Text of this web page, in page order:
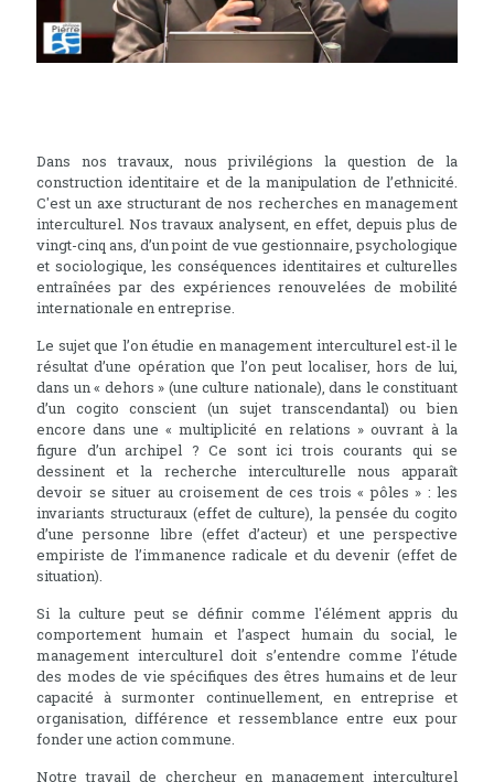
Dans nos travaux, nous privilégions la question de la
construction identitaire et de la manipulation de l’ethnicité.
C'est un axe structurant de nos recherches en management
interculturel. Nos travaux analysent, en effet, depuis plus de
vingt-cinq ans, d’un point de vue gestionnaire, psychologique
et sociologique, les conséquences identitaires et culturelles
entraînées par des expériences renouvelées de mobilité
internationale en entreprise.
Le sujet que l’on étudie en management interculturel est-il le
résultat d’une opération que l’on peut localiser, hors de lui,
dans un « dehors » (une culture nationale), dans le constituant
d’un cogito conscient (un sujet transcendantal) ou bien
encore dans une « multiplicité en relations » ouvrant à la
figure d’un archipel ? Ce sont ici trois courants qui se
dessinent et la recherche interculturelle nous apparaît
devoir se situer au croisement de ces trois « pôles » : les
invariants structuraux (effet de culture), la pensée du cogito
d’une personne libre (effet d’acteur) et une perspective
empiriste de l’immanence radicale et du devenir (effet de
situation).
Si la culture peut se définir comme l'élément appris du
comportement humain et l’aspect humain du social, le
management interculturel doit s’entendre comme l’étude
des modes de vie spécifiques des êtres humains et de leur
capacité à surmonter continuellement, en entreprise et
organisation, différence et ressemblance entre eux pour
fonder une action commune.
Notre travail de chercheur en management interculturel